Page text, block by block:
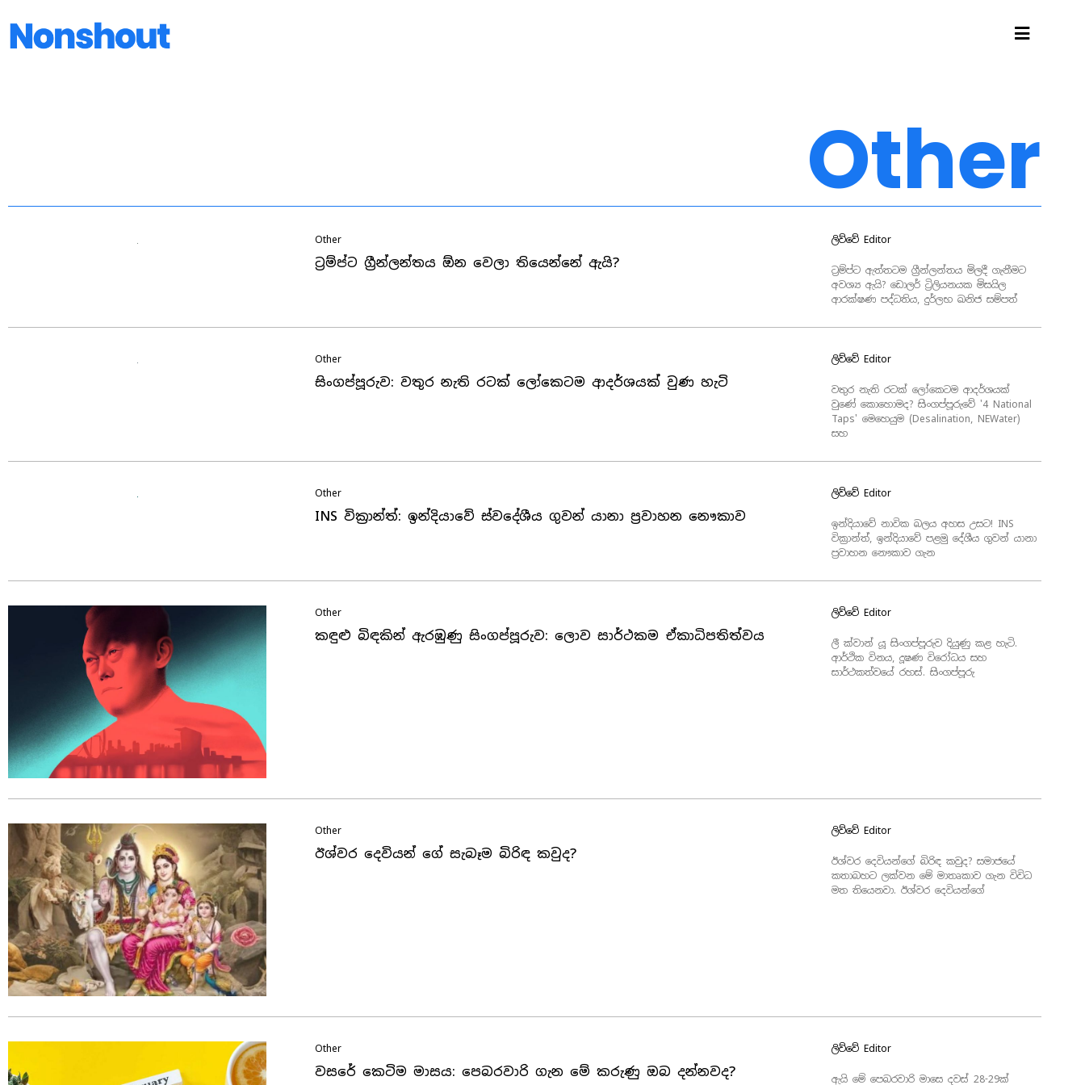
Other
Other
ට්‍රම්ප්ට ග්‍රීන්ලන්තය ඕන වෙලා තියෙන්නේ ඇයි?
ලිව්වේ Editor
ට්‍රම්ප්ට ඇත්තටම ග්‍රීන්ලන්තය මිලදී ගැනීමට
අවශ්‍ය ඇයි? ඩොලර් ට්‍රිලියනයක මිසයිල
ආරක්ෂණ පද්ධතිය, දුර්ලභ ඛනිජ සම්පත්
Other
සිංගප්පූරුව: වතුර නැති රටක් ලෝකෙටම ආදර්ශයක් වුණ හැටි
ලිව්වේ Editor
වතුර නැති රටක් ලෝකෙටම ආදර්ශයක්
වුණේ කොහොමද? සිංගප්පූරුවේ '4 National
Taps' මෙහෙයුම (Desalination, NEWater)
සහ
Other
INS වික්‍රාන්ත්: ඉන්දියාවේ ස්වදේශීය ගුවන් යානා ප්‍රවාහන නෞකාව
ලිව්වේ Editor
ඉන්දියාවේ නාවික බලය අහස උසට! INS
වික්‍රාන්ත්, ඉන්දියාවේ පළමු දේශීය ගුවන් යානා
ප්‍රවාහන නෞකාව ගැන
Other
කඳුළු බිඳකින් ඇරඹුණු සිංගප්පූරුව: ලොව සාර්ථකම ඒකාධිපතිත්වය
ලිව්වේ Editor
ලී ක්වාන් යූ සිංගප්පූරුව දියුණු කළ හැටි.
ආර්ථික විනය, දූෂණ විරෝධය සහ
සාර්ථකත්වයේ රහස්. සිංගප්පූරු
Other
ඊශ්වර දෙවියන් ගේ සැබෑම බිරිඳ කවුද?
ලිව්වේ Editor
ඊශ්වර දෙවියන්ගේ බිරිඳ කවුද? සමාජයේ
කතාබහට ලක්වන මේ මාතෘකාව ගැන විවිධ
මත තියෙනවා. ඊශ්වර දෙවියන්ගේ
Other
වසරේ කෙටිම මාසය: පෙබරවාරි ගැන මේ කරුණු ඔබ දන්නවද?
ලිව්වේ Editor
ඇයි මේ පෙබරවාරි මාසෙ දවස් 28-29ක්